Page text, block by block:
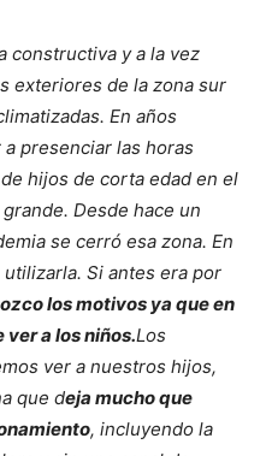
constructiva y a la vez
exteriores de la zona sur
En años
presenciar las horas
hijos de corta edad en el
Desde hace un
se cerró esa zona. En
Si antes era por
los motivos ya que en
a los niños.Los
ver a nuestros hijos,
que deja mucho que
, incluyendo la